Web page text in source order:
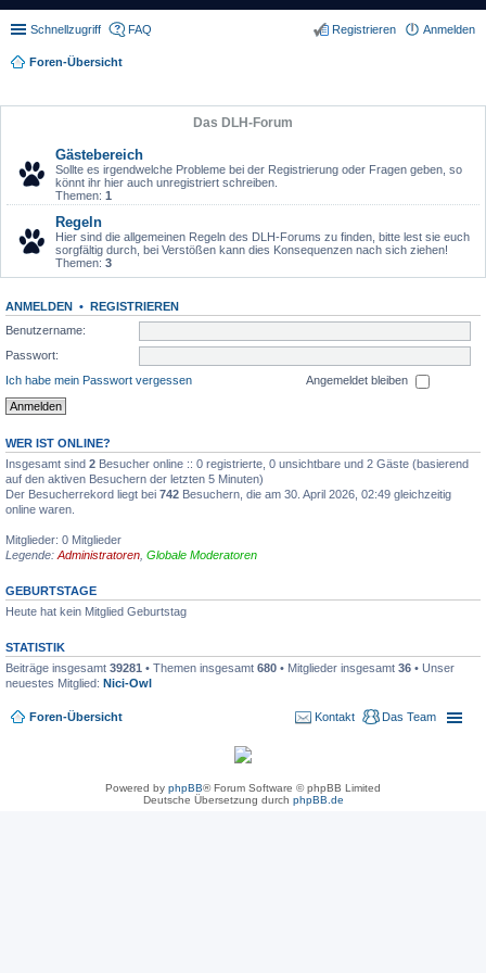
Schnellzugriff FAQ Anmelden
Registrieren
Foren-Übersicht
Das DLH-Forum
Gästebereich
Sollte es irgendwelche Probleme bei der Registrierung oder Fragen geben, so
könnt ihr hier auch unregistriert schreiben.
Themen: 1
Regeln
Hier sind die allgemeinen Regeln des DLH-Forums zu finden, bitte lest sie euch
sorgfältig durch, bei Verstößen kann dies Konsequenzen nach sich ziehen!
Themen: 3
ANMELDEN • REGISTRIEREN
Benutzername:
Passwort:
Ich habe mein Passwort vergessen
Angemeldet bleiben
WER IST ONLINE?
Insgesamt sind 2 Besucher online :: 0 registrierte, 0 unsichtbare und 2 Gäste (basierend
auf den aktiven Besuchern der letzten 5 Minuten)
Der Besucherrekord liegt bei 742 Besuchern, die am 30. April 2026, 02:49 gleichzeitig
online waren.
Mitglieder: 0 Mitglieder
Legende: Administratoren Globale Moderatoren
GEBURTSTAGE
Heute hat kein Mitglied Geburtstag
STATISTIK
Beiträge insgesamt 39281 • Themen insgesamt 680 • Mitglieder insgesamt 36 • Unser
neuestes Mitglied: Nici-Owl
Foren-Übersicht Das Team
Kontakt
Powered by phpBB® Forum Software © phpBB Limited
Deutsche Übersetzung durch phpBB.de